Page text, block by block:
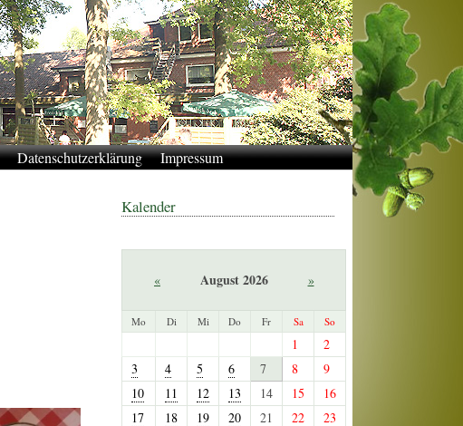
Datenschutzerklärung Impressum
Kalender
« August 2026 »
Mo Di Mi Do Fr Sa So
1
2
3
4 5 6 7 8
9
10
11 12 13 14 15
16
17
18 19 20 21 22
23